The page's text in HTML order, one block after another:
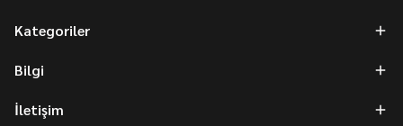
Kategoriler
Bilgi
İletişim